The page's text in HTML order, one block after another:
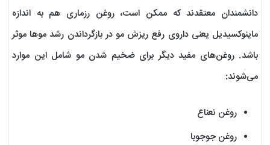
دانشمندان معتقدند که ممکن است، روغن رزماری هم به اندازه
ماینوکسیدیل یعنی داروی رفع ریزش مو در بازگرداندن رشد موها موثر
باشد. روغن‌های مفید دیگر برای ضخیم شدن مو شامل این موارد
می‌شوند:
روغن نعناع
​​روغن جوجوبا